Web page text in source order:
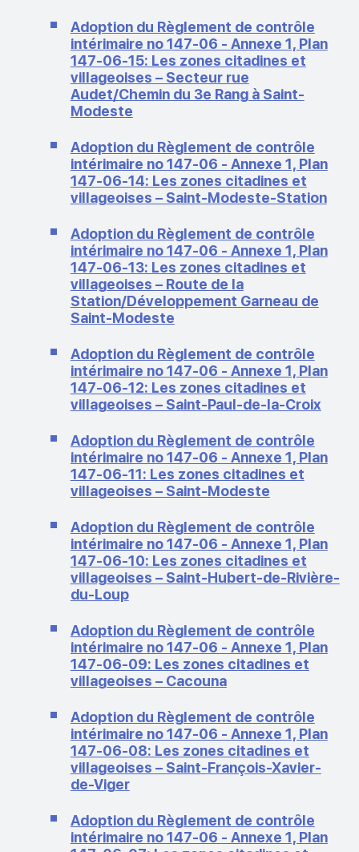
Adoption du Règlement de contrôle
intérimaire no 147-06 - Annexe 1, Plan
147-06-15: Les zones citadines et
villageoises – Secteur rue
Audet/Chemin du 3e Rang à Saint-
Modeste
Adoption du Règlement de contrôle
intérimaire no 147-06 - Annexe 1, Plan
147-06-14: Les zones citadines et
villageoises – Saint-Modeste-Station
Adoption du Règlement de contrôle
intérimaire no 147-06 - Annexe 1, Plan
147-06-13: Les zones citadines et
villageoises – Route de la
Station/Développement Garneau de
Saint-Modeste
Adoption du Règlement de contrôle
intérimaire no 147-06 - Annexe 1, Plan
147-06-12: Les zones citadines et
villageoises – Saint-Paul-de-la-Croix
Adoption du Règlement de contrôle
intérimaire no 147-06 - Annexe 1, Plan
147-06-11: Les zones citadines et
villageoises – Saint-Modeste
Adoption du Règlement de contrôle
intérimaire no 147-06 - Annexe 1, Plan
147-06-10: Les zones citadines et
villageoises – Saint-Hubert-de-Rivière-
du-Loup
Adoption du Règlement de contrôle
intérimaire no 147-06 - Annexe 1, Plan
147-06-09: Les zones citadines et
villageoises – Cacouna
Adoption du Règlement de contrôle
intérimaire no 147-06 - Annexe 1, Plan
147-06-08: Les zones citadines et
villageoises – Saint-François-Xavier-
de-Viger
Adoption du Règlement de contrôle
intérimaire no 147-06 - Annexe 1, Plan